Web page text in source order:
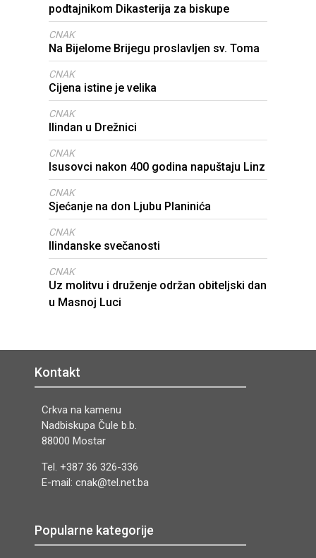
podtajnikom Dikasterija za biskupe
CNAK
Na Bijelome Brijegu proslavljen sv. Toma
CNAK
Cijena istine je velika
CNAK
Ilindan u Drežnici
CNAK
Isusovci nakon 400 godina napuštaju Linz
CNAK
Sjećanje na don Ljubu Planinića
CNAK
Ilindanske svečanosti
CNAK
Uz molitvu i druženje održan obiteljski dan
u Masnoj Luci
Kontakt
Crkva na kamenu
Nadbiskupa Čule b.b.
88000 Mostar
Tel. +387 36 326-336
E-mail: cnak@tel.net.ba
Popularne kategorije